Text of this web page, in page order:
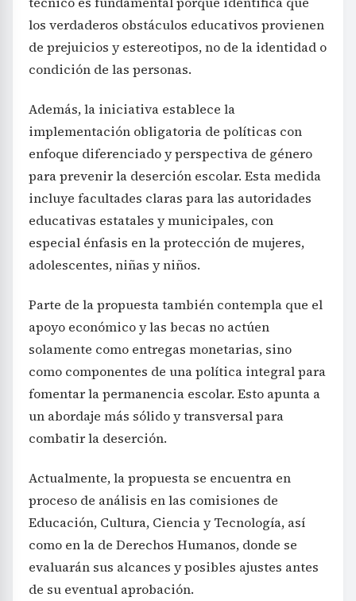
los verdaderos obstáculos educativos provienen
de prejuicios y estereotipos, no de la identidad o
condición de las personas.
Además, la iniciativa establece la
implementación obligatoria de políticas con
enfoque diferenciado y perspectiva de género
para prevenir la deserción escolar. Esta medida
incluye facultades claras para las autoridades
educativas estatales y municipales, con
especial énfasis en la protección de mujeres,
adolescentes, niñas y niños.
Parte de la propuesta también contempla que el
apoyo económico y las becas no actúen
solamente como entregas monetarias, sino
como componentes de una política integral para
fomentar la permanencia escolar. Esto apunta a
un abordaje más sólido y transversal para
combatir la deserción.
Actualmente, la propuesta se encuentra en
proceso de análisis en las comisiones de
Educación, Cultura, Ciencia y Tecnología, así
como en la de Derechos Humanos, donde se
evaluarán sus alcances y posibles ajustes antes
de su eventual aprobación.